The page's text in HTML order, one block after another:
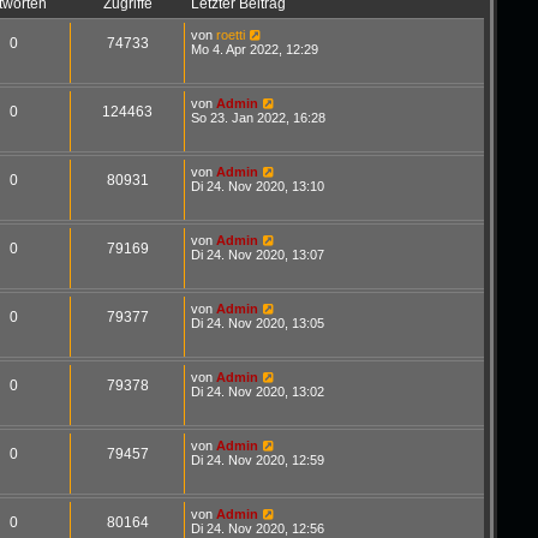
Zugriffe Letzter Beitrag
0 74733 vonroetti
Mo 4. Apr 2022, 12:29
0 124463 von Admin
So 23. Jan 2022, 16:28
0 80931 von Admin
Di 24. Nov 2020, 13:10
0 79169 von Admin
Di 24. Nov 2020, 13:07
0 79377 von Admin
Di 24. Nov 2020, 13:05
0 79378 von Admin
Di 24. Nov 2020, 13:02
0 79457 von Admin
Di 24. Nov 2020, 12:59
0 80164 von Admin
Di 24. Nov 2020, 12:56